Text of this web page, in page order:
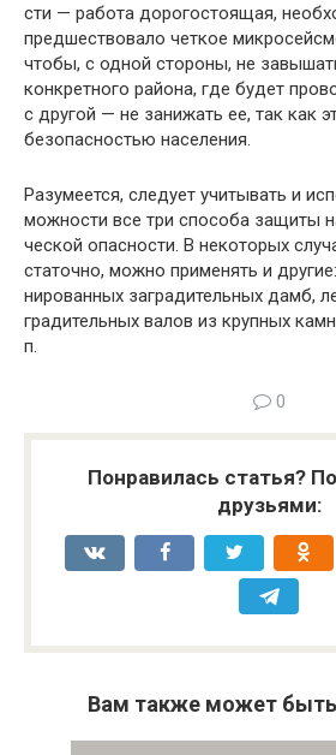
сти — работа дорогостоящая,
пред­шествовало четкое
чтобы, с одной стороны, не
конкретного района, где будет
с другой — не занижать ее, так как
безопасностью на­селения.
Разумеется, следует учитывать и
можности все три способа защиты
ческой опасности. В некоторых
статочно, можно применять и
нированных заградительных дамб,
градительных валов из крупных
п.
0
Понравилась статья?
друзьями:
Вам также может быть